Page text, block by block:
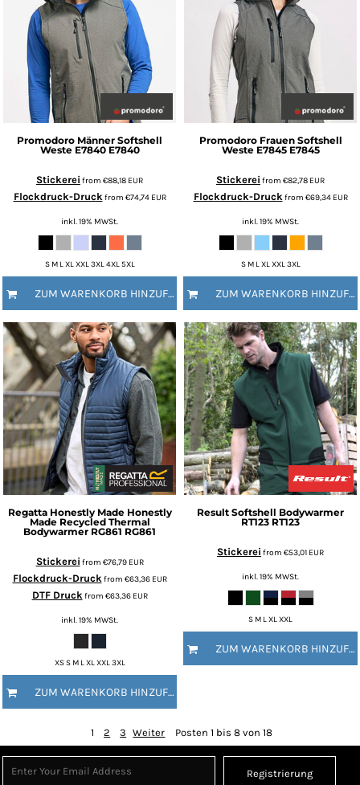
Promodoro Männer Softshell
Weste E7840 E7840
Stickerei from €88,18 EUR
Flockdruck-Druckfrom €74,74 EUR
inkl. 19% MWSt.
S M L XL XXL 3XL 4XL 5XL
ZUM WARENKORB HINZUFÜGEN
Promodoro Frauen Softshell
Weste E7845 E7845
Stickerei from €82,78 EUR
Flockdruck-Druckfrom €69,34 EUR
inkl. 19% MWSt.
S M L XL XXL 3XL
ZUM WARENKORB HINZUFÜGEN
Regatta Honestly Made Honestly
Made Recycled Thermal
Bodywarmer RG861 RG861
Stickerei from €76,79 EUR
Flockdruck-Druckfrom €63,36 EUR
DTF Druckfrom €63,36 EUR
inkl. 19% MWSt.
XS S M L XL XXL 3XL
ZUM WARENKORB HINZUFÜGEN
Result Softshell Bodywarmer
RT123 RT123
Stickerei from €53,01 EUR
inkl. 19% MWSt.
S M L XL XXL
ZUM WARENKORB HINZUFÜGEN
1 2 3 Weiter Posten 1 bis 8 von 18
Registrierung